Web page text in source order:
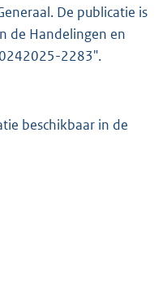
r
o
o
:
De publicatie is
de Handelingen en
2283".
beschikbaar in de